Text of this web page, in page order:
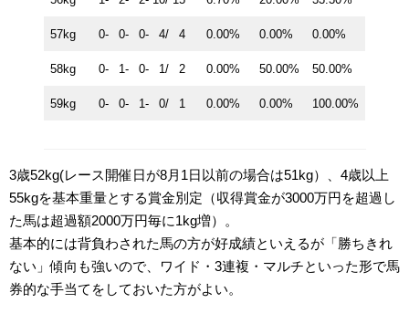
57kg 0- 0- 0- 4/ 4 0.00% 0.00% 0.00%
58kg 0- 1- 0- 1/ 2 0.00% 50.00% 50.00%
59kg 0- 0- 1- 0/ 1 0.00% 0.00% 100.00%
3歳52kg(レース開催日が8月1日以前の場合は51kg）、4歳以上
55kgを基本重量とする賞金別定（収得賞金が3000万円を超過し
た馬は超過額2000万円毎に1kg増）。
基本的には背負わされた馬の方が好成績といえるが「勝ちきれ
ない」傾向も強いので、ワイド・3連複・マルチといった形で馬
券的な手当てをしておいた方がよい。